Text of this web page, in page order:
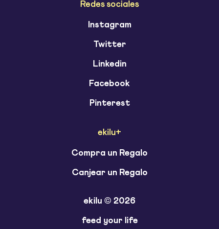
Redes sociales
Instagram
Twitter
Linkedin
Facebook
Pinterest
ekilu+
Compra un Regalo
Canjear un Regalo
ekilu © 2026
feed your life